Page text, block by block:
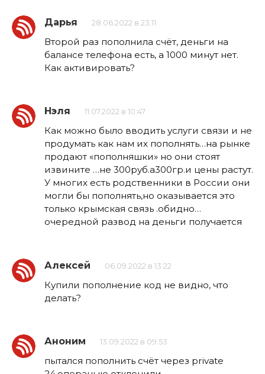
Дарья 28.06.2022 в 23:11
Второй раз пополнила счёт, деньги на
балансе телефона есть, а 1000 минут нет.
Как активировать?
Нэля 11.07.2022 в 10:47
Как можно было вводить услуги связи и не
продумать как нам их пополнять…на рынке
продают «пополняшки» но они стоят
извините …не 300руб.а300гр.и цены растут.
У многих есть родственники в России они
могли бы пополнять,но оказывается это
только крымская связь .обидно…
очередной развод на деньги получается
Алексей 06.09.2022 в 13:22
Купили пополнение код не видно, что
делать?
Аноним 13.09.2022 в 09:53
пытался пополнить счёт через private